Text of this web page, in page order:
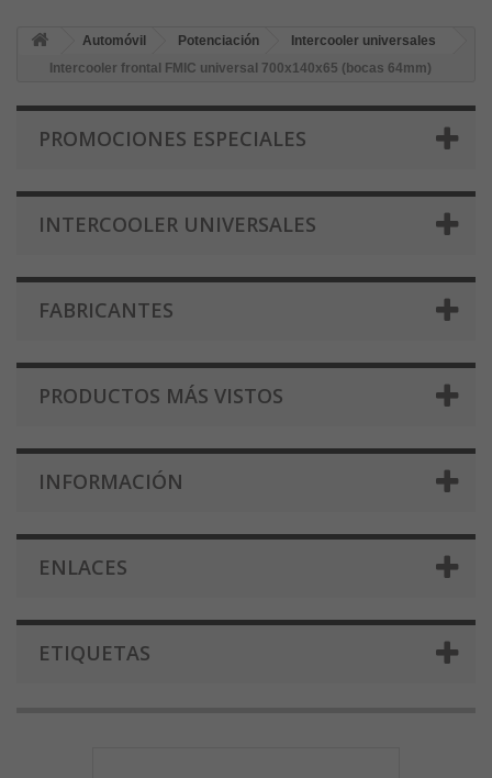
Automóvil Potenciación
Intercooler universales
Intercooler frontal FMIC universal 700x140x65 (bocas 64mm)
PROMOCIONES ESPECIALES
INTERCOOLER UNIVERSALES
FABRICANTES
PRODUCTOS MÁS VISTOS
INFORMACIÓN
ENLACES
ETIQUETAS